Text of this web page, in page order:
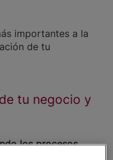
importantes a la
de tu
tu negocio y
los procesos